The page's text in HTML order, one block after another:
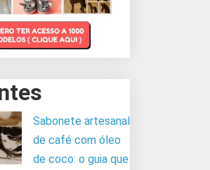
Sabonete artesanal
de café com óleo
de coco: o guia que